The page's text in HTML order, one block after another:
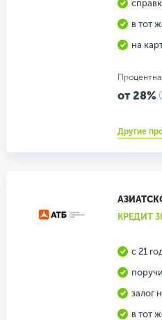
в тот
на
от 28%
Другие
КРЕДИТ
с 21
залог
в тот